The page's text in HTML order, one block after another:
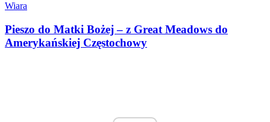
Wiara
Pieszo do Matki Bożej – z Great Meadows do
Amerykańskiej Częstochowy